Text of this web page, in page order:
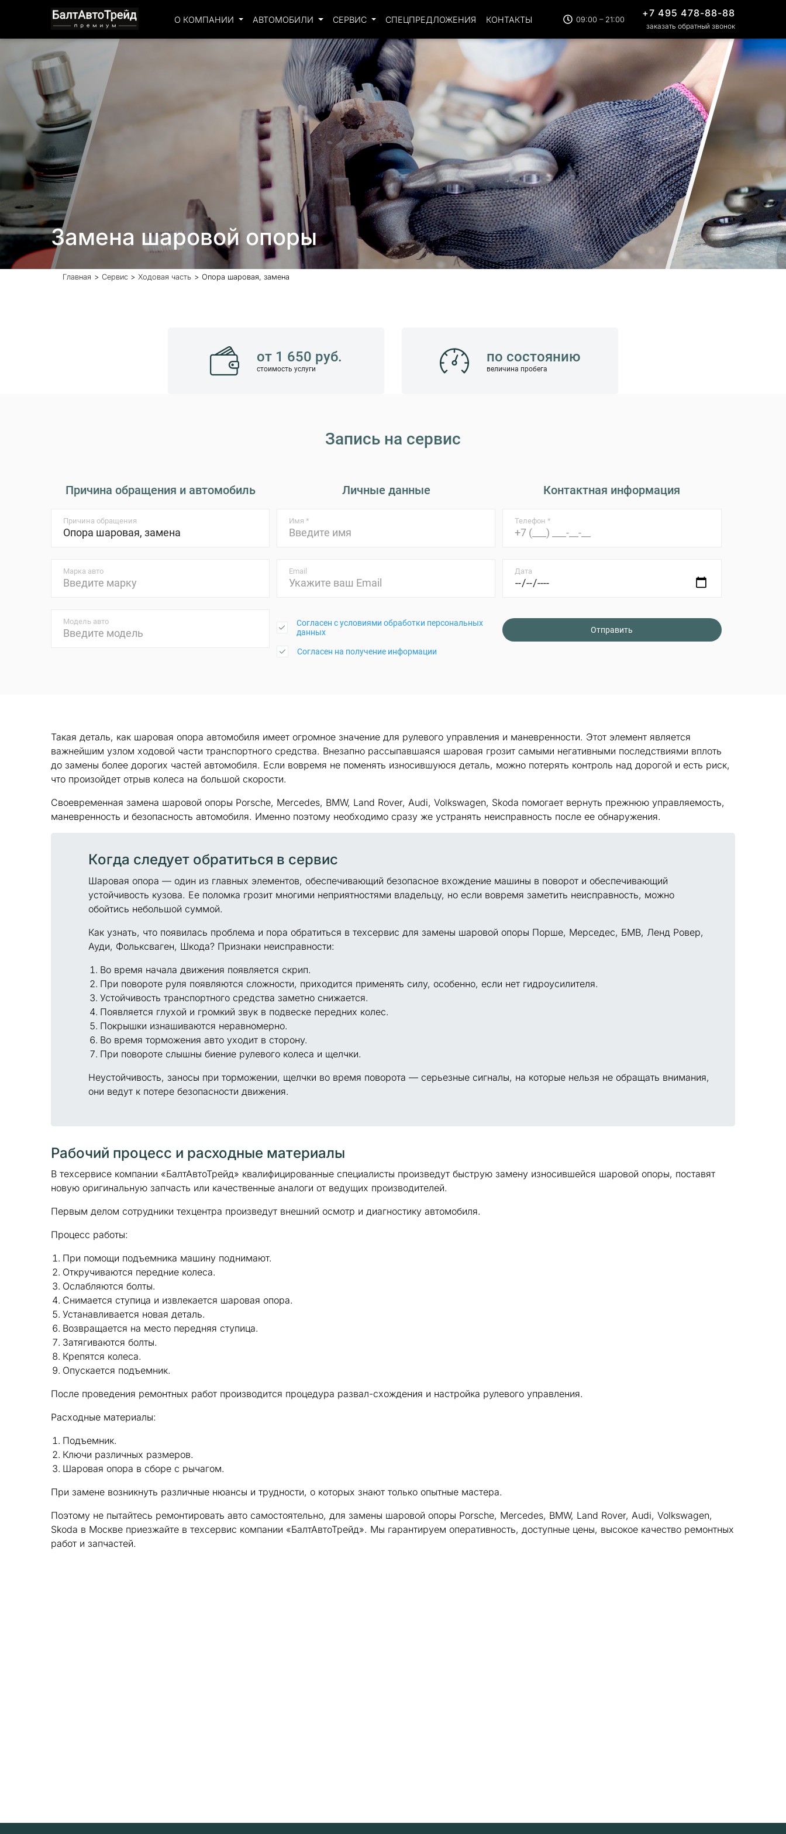
О КОМПАНИИ АВТОМОБИЛИ СЕРВИС СПЕЦПРЕДЛОЖЕНИЯ КОНТАКТЫ 09:00 – 21:00
+7 495 478-88-88
заказать обратный звонок
Замена шаровой опоры
Главная Сервис Ходовая часть Опора шаровая, замена
от 1 650 руб.
стоимость услуги
по состоянию
величина пробега
Запись на сервис
Причина обращения и автомобиль
Причина обращения
Марка авто
Модель авто
Личные данные
Имя *
Email
Согласен с условиями обработки персональных
данных
Согласен на получение информации
Контактная информация
Телефон *
Дата
Такая деталь, как шаровая опора автомобиля имеет огромное значение для рулевого управления и маневренности. Этот элемент является
важнейшим узлом ходовой части транспортного средства. Внезапно рассыпавшаяся шаровая грозит самыми негативными последствиями вплоть
до замены более дорогих частей автомобиля. Если вовремя не поменять износившуюся деталь, можно потерять контроль над дорогой и есть риск,
что произойдет отрыв колеса на большой скорости.
Своевременная замена шаровой опоры Porsche, Mercedes, BMW, Land Rover, Audi, Volkswagen, Skoda помогает вернуть прежнюю управляемость,
маневренность и безопасность автомобиля. Именно поэтому необходимо сразу же устранять неисправность после ее обнаружения.
Когда следует обратиться в сервис
Шаровая опора — один из главных элементов, обеспечивающий безопасное вхождение машины в поворот и обеспечивающий
устойчивость кузова. Ее поломка грозит многими неприятностями владельцу, но если вовремя заметить неисправность, можно
обойтись небольшой суммой.
Как узнать, что появилась проблема и пора обратиться в техсервис для замены шаровой опоры Порше, Мерседес, БМВ, Ленд Ровер,
Ауди, Фольксваген, Шкода? Признаки неисправности:
Во время начала движения появляется скрип.
При повороте руля появляются сложности, приходится применять силу, особенно, если нет гидроусилителя.
Устойчивость транспортного средства заметно снижается.
Появляется глухой и громкий звук в подвеске передних колес.
Покрышки изнашиваются неравномерно.
Во время торможения авто уходит в сторону.
При повороте слышны биение рулевого колеса и щелчки.
Неустойчивость, заносы при торможении, щелчки во время поворота — серьезные сигналы, на которые нельзя не обращать внимания,
они ведут к потере безопасности движения.
Рабочий процесс и расходные материалы
В техсервисе компании «БалтАвтоТрейд» квалифицированные специалисты произведут быструю замену износившейся шаровой опоры, поставят
новую оригинальную запчасть или качественные аналоги от ведущих производителей.
Первым делом сотрудники техцентра произведут внешний осмотр и диагностику автомобиля.
Процесс работы:
При помощи подъемника машину поднимают.
Откручиваются передние колеса.
Ослабляются болты.
Снимается ступица и извлекается шаровая опора.
Устанавливается новая деталь.
Возвращается на место передняя ступица.
Затягиваются болты.
Крепятся колеса.
Опускается подъемник.
После проведения ремонтных работ производится процедура развал-схождения и настройка рулевого управления.
Расходные материалы:
Подъемник.
Ключи различных размеров.
Шаровая опора в сборе с рычагом.
При замене возникнуть различные нюансы и трудности, о которых знают только опытные мастера.
Поэтому не пытайтесь ремонтировать авто самостоятельно, для замены шаровой опоры Porsche, Mercedes, BMW, Land Rover, Audi, Volkswagen,
Skoda в Москве приезжайте в техсервис компании «БалтАвтоТрейд». Мы гарантируем оперативность, доступные цены, высокое качество ремонтных
работ и запчастей.